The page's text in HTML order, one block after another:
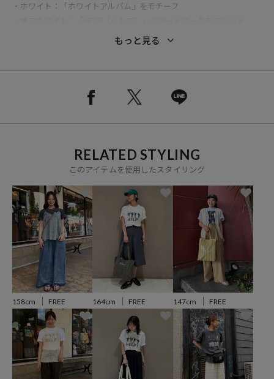
・ホワイト：「ホワイトアルバム」をモチーフ
・チャコールグレー：定番人気の「ABBEY ROAD（アビイ・ロー
●デニムやワークパンツはもちろん、ジャケットのインナーにもおす
※こちらの商品は、弊社管理上のカラーを表記しております為、タグ
のカラー表記と異なる記載となっております。
【サイト表記：タグ表記】
ホワイト：WHITE
オフホワイト：WHITE
チャコールグレー：CHARCOAL
※掲載画像の商品の色味は、屋外や屋内の光の照射や角度により実物
と色味が異なる場合がございます。また表示のサイズ感と実物は若干
異なる場合もございますので、予めご了承ください。
※着用、お取り扱いの際は、商品についている品質表示とアテンショ
ンタグを必ずご確認下さい。
もっと見る
RELATED STYLING
このアイテムを使用したスタイリング
158cm FREE 164cm FREE 147cm FREE